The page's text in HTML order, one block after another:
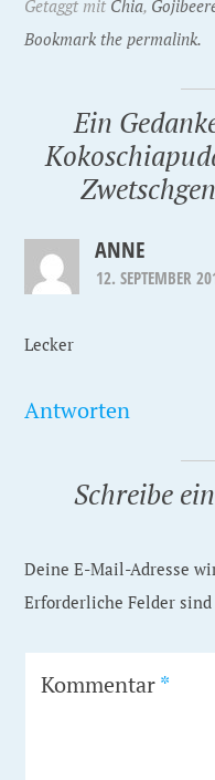
Getaggt mit Chia,
Bookmark the permalink.
Ein
ANNE
12. SEPTEMBER
Lecker
Antworten
Schreibe
Deine E-Mail-Adresse
Erforderliche Felder
Kommentar*